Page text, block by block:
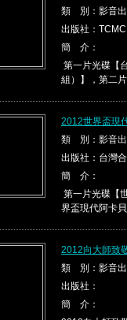
類 別：影音
出版社：TCMC
簡 介：
第一片光碟【
組）】，第二
2012世界盃現
類 別：影音
出版社：台灣
簡 介：
第一片光碟【
界盃現代阿卡
2012向大師致
類 別：影音
出版社：
簡 介：